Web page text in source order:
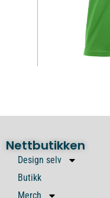
Nettbutikken
Design selv
Butikk
Merch